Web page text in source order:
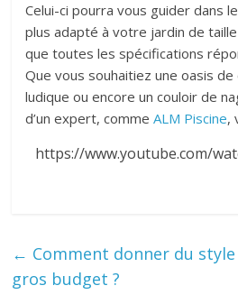
Celui-ci pourra vous guider dans
plus adapté à votre jardin de
que toutes les spécifications
Que vous souhaitiez une oasis
ludique ou encore un couloir de
d’un expert, commeALM Piscine,
https://www.youtube.com/
← Comment donner du
gros budget ?